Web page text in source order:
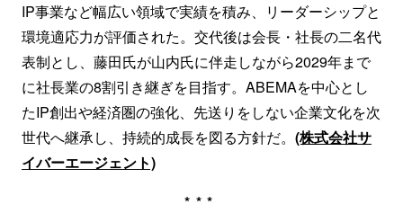
IP事業など幅広い領域で実績を積み、リーダーシップと
環境適応力が評価された。交代後は会長・社長の二名代
表制とし、藤田氏が山内氏に伴走しながら2029年まで
に社長業の8割引き継ぎを目指す。ABEMAを中心とし
たIP創出や経済圏の強化、先送りをしない企業文化を次
世代へ継承し、持続的成長を図る方針だ。 (株式会社サ
イバーエージェント)
***